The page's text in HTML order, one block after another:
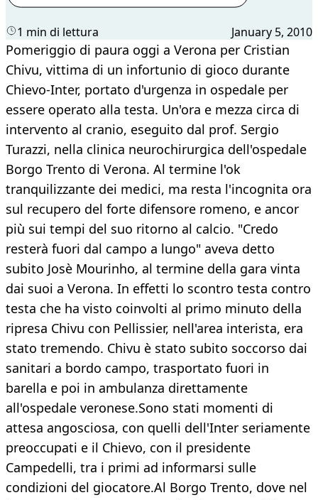
1 min di lettura January 5, 2010
Pomeriggio di paura oggi a Verona per Cristian
Chivu, vittima di un infortunio di gioco durante
Chievo-Inter, portato d'urgenza in ospedale per
essere operato alla testa. Un'ora e mezza circa di
intervento al cranio, eseguito dal prof. Sergio
Turazzi, nella clinica neurochirurgica dell'ospedale
Borgo Trento di Verona. Al termine l'ok
tranquilizzante dei medici, ma resta l'incognita ora
sul recupero del forte difensore romeno, e ancor
più sui tempi del suo ritorno al calcio. "Credo
resterà fuori dal campo a lungo" aveva detto
subito Josè Mourinho, al termine della gara vinta
dai suoi a Verona. In effetti lo scontro testa contro
testa che ha visto coinvolti al primo minuto della
ripresa Chivu con Pellissier, nell'area interista, era
stato tremendo. Chivu è stato subito soccorso dai
sanitari a bordo campo, trasportato fuori in
barella e poi in ambulanza direttamente
all'ospedale veronese.Sono stati momenti di
attesa angosciosa, con quelli dell'Inter seriamente
preoccupati e il Chievo, con il presidente
Campedelli, tra i primi ad informarsi sulle
condizioni del giocatore.Al Borgo Trento, dove nel